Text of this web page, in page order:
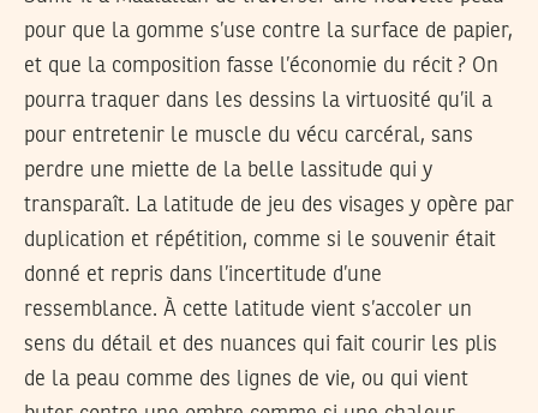
pour que la gomme s’use contre la surface de papier,
et que la composition fasse l’économie du récit ? On
pourra traquer dans les dessins la virtuosité qu’il a
pour entretenir le muscle du vécu carcéral, sans
perdre une miette de la belle lassitude qui y
transparaît. La latitude de jeu des visages y opère par
duplication et répétition, comme si le souvenir était
donné et repris dans l’incertitude d’une
ressemblance. À cette latitude vient s’accoler un
sens du détail et des nuances qui fait courir les plis
de la peau comme des lignes de vie, ou qui vient